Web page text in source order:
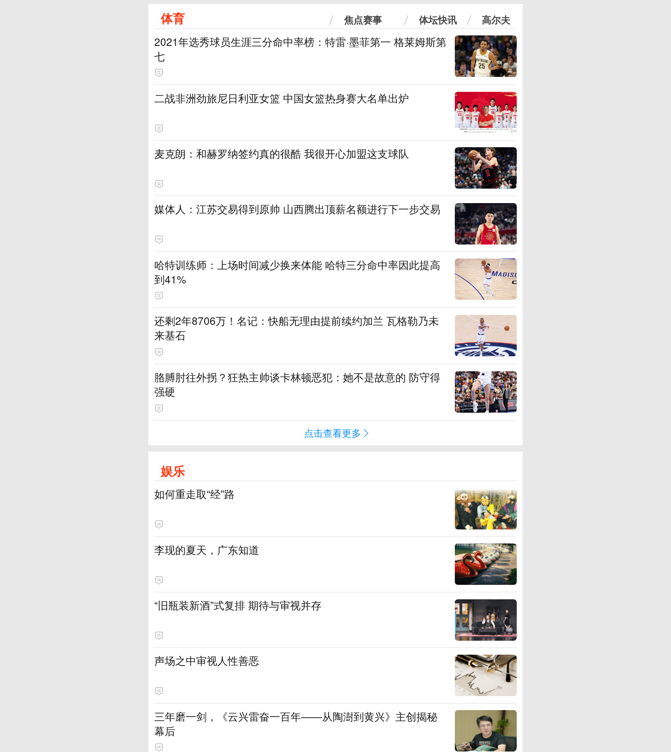
体育 焦点赛事 体坛快讯 高尔夫
2021年选秀球员生涯三分命中率榜：特雷·墨菲第一 格莱姆斯第
七
二战非洲劲旅尼日利亚女篮 中国女篮热身赛大名单出炉
麦克朗：和赫罗纳签约真的很酷 我很开心加盟这支球队
媒体人：江苏交易得到原帅 山西腾出顶薪名额进行下一步交易
哈特训练师：上场时间减少换来体能 哈特三分命中率因此提高
到41%
还剩2年8706万！名记：快船无理由提前续约加兰 瓦格勒乃未
来基石
胳膊肘往外拐？狂热主帅谈卡林顿恶犯：她不是故意的 防守得
强硬
点击查看更多
娱乐
如何重走取“经”路
李现的夏天，广东知道
“旧瓶装新酒”式复排 期待与审视并存
声场之中审视人性善恶
三年磨一剑，《云兴雷奋一百年——从陶澍到黄兴》主创揭秘
幕后